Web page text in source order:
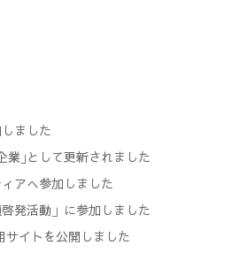
ました
業｣として更新されました
アへ参加しました
発活動」に参加しました
サイトを公開しました